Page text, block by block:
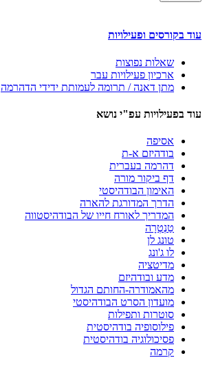
עוד בקורסים ופעילויות
שאלות נפוצות
ארכיון פעילויות עבר
מתן דאנה / תרומה לעמותת ידידי הדהרמה
עוד בפעילויות עפ"י נושא
אסיפה
בודהיזם א-ת
דהרמה בעברית
דף ביקור מורה
האימון הבודהיסטי
הדרך המדורגת להארה
המדריך לאורח חייו של הבודהיסטווה
טַנְטְרָה
טונג לן
לו ג'ונג
מדיטציה
מדע ובודהיזם
מהאמודרה-החותם הגדול
מועדון הסרט הבודהיסטי
סוטרות ותפילות
פילוסופיה בודהיסטית
פסיכולוגיה בודהיסטית
קרמה